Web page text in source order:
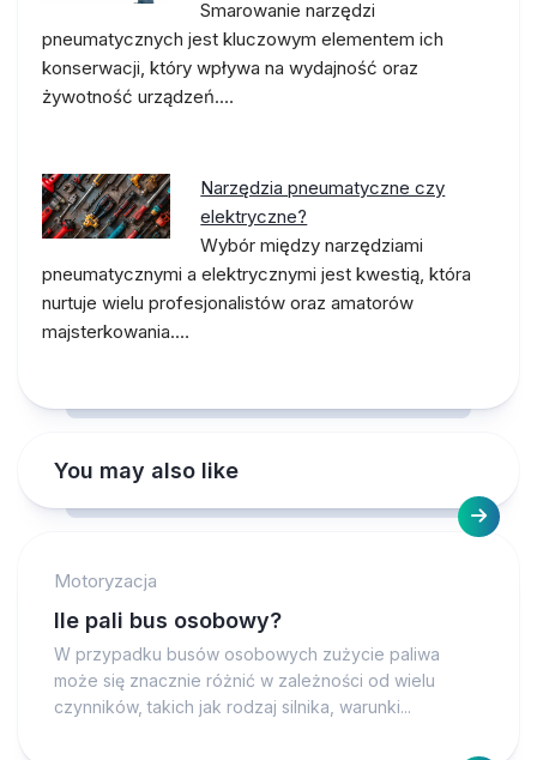
Smarowanie narzędzi
pneumatycznych jest kluczowym elementem ich
konserwacji, który wpływa na wydajność oraz
żywotność urządzeń.…
Narzędzia pneumatyczne czy
elektryczne?
Wybór między narzędziami
pneumatycznymi a elektrycznymi jest kwestią, która
nurtuje wielu profesjonalistów oraz amatorów
majsterkowania.…
You may also like
Motoryzacja
Ile pali bus osobowy?
W przypadku busów osobowych zużycie paliwa
może się znacznie różnić w zależności od wielu
czynników, takich jak rodzaj silnika, warunki...